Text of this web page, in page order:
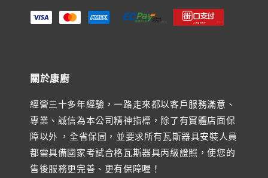
關於康廚
經營三十多年經驗，一路走來都以客戶服務滿意、
專業、誠信為本公司精神指標，除了有實體店面保
障以外 ，全省保固，並要求所有瓦斯器具安裝人員
都需具備國家考試合格瓦斯器具丙級證照，使您的
售後服務更完善、更有保障喔！